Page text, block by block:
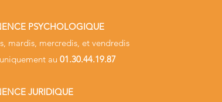
PSYCHOLOGIQUE
mardis, mercredis, et vendredis
au 01.30.44.19.87
JURIDIQUE